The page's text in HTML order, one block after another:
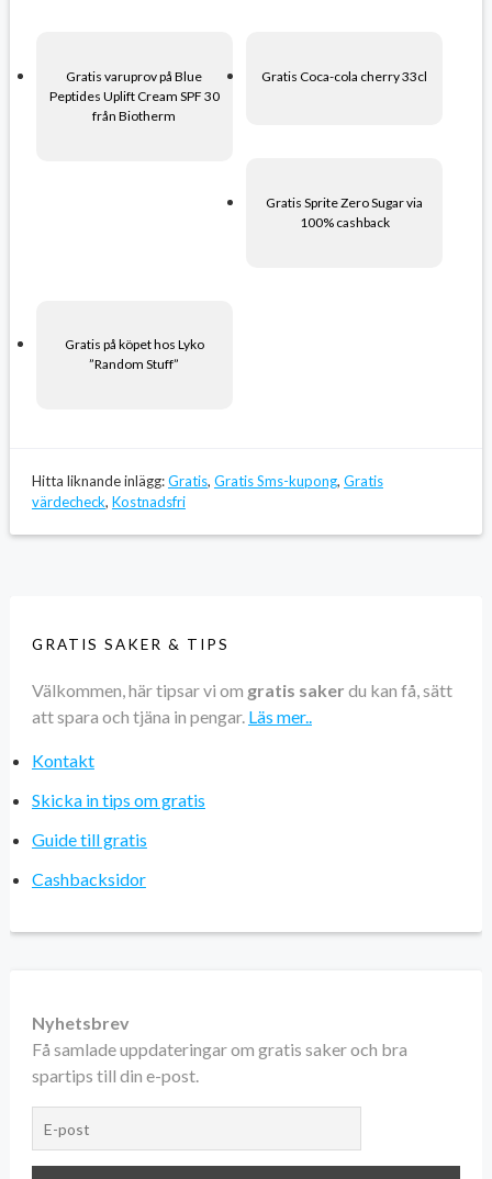
Gratis varuprov på Blue
Peptides Uplift Cream SPF 30
från Biotherm
Gratis Coca-cola cherry 33cl
Gratis Sprite Zero Sugar via
100% cashback
Gratis på köpet hos Lyko
”Random Stuff”
Hitta liknande inlägg:Gratis, Gratis Sms-kupong, Gratis
värdecheck, Kostnadsfri
GRATIS SAKER & TIPS
Välkommen, här tipsar vi om gratis saker du kan få, sätt
att spara och tjäna in pengar. Läs mer..
Kontakt
Skicka in tips om gratis
Guide till gratis
Cashbacksidor
Nyhetsbrev
Få samlade uppdateringar om gratis saker och bra
spartips till din e-post.